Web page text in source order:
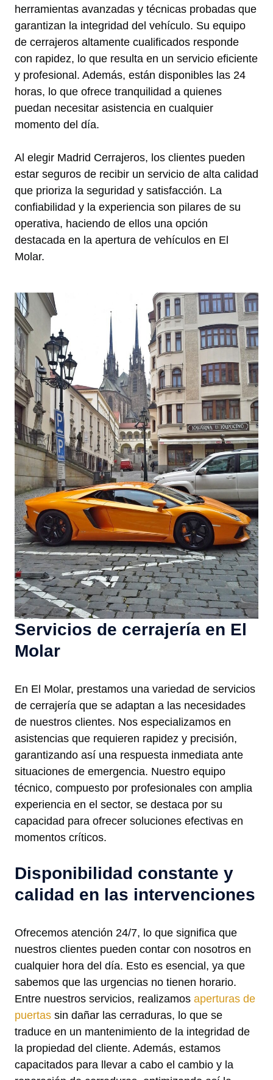
herramientas avanzadas y técnicas probadas que
garantizan la integridad del vehículo. Su equipo
de cerrajeros altamente cualificados responde
con rapidez, lo que resulta en un servicio eficiente
y profesional. Además, están disponibles las 24
horas, lo que ofrece tranquilidad a quienes
puedan necesitar asistencia en cualquier
momento del día.
Al elegir Madrid Cerrajeros, los clientes pueden
estar seguros de recibir un servicio de alta calidad
que prioriza la seguridad y satisfacción. La
confiabilidad y la experiencia son pilares de su
operativa, haciendo de ellos una opción
destacada en la apertura de vehículos en El
Molar.
Servicios de cerrajería en El
Molar
En El Molar, prestamos una variedad de servicios
de cerrajería que se adaptan a las necesidades
de nuestros clientes. Nos especializamos en
asistencias que requieren rapidez y precisión,
garantizando así una respuesta inmediata ante
situaciones de emergencia. Nuestro equipo
técnico, compuesto por profesionales con amplia
experiencia en el sector, se destaca por su
capacidad para ofrecer soluciones efectivas en
momentos críticos.
Disponibilidad constante y
calidad en las intervenciones
Ofrecemos atención 24/7, lo que significa que
nuestros clientes pueden contar con nosotros en
cualquier hora del día. Esto es esencial, ya que
sabemos que las urgencias no tienen horario.
Entre nuestros servicios, realizamos aperturas de
puertas sin dañar las cerraduras, lo que se
traduce en un mantenimiento de la integridad de
la propiedad del cliente. Además, estamos
capacitados para llevar a cabo el cambio y la